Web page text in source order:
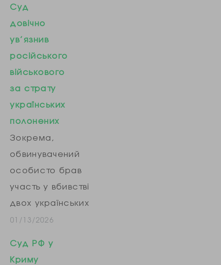
здійснення
екстремістської
діяльності» ...
Суд
довічно
ув’язнив
російського
військового
за страту
українських
полонених
Зокрема,
обвинувачений
особисто брав
участь у вбивстві
двох українських
полонених на
Вовчанського
01/13/2026
Суд РФ у
Криму